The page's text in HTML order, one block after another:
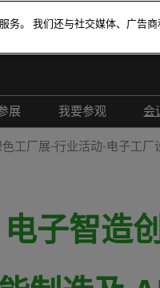
展
展申请
商务配对
我要参观
参观登记
组团参观
智慧会刊
会
工厂展-行业活动-电子工厂
子智造
务。 我们还与社交媒体、广告商